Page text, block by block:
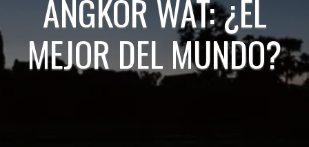
ANGKOR WAT: ¿EL
MEJOR DEL MUNDO?